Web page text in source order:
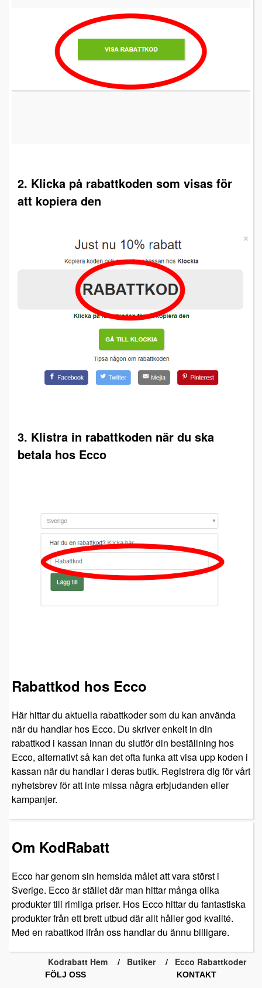
2. Klicka på rabattkoden som visas för
att kopiera den
3. Klistra in rabattkoden när du ska
betala hos Ecco
Rabattkod hos Ecco
Här hittar du aktuella rabattkoder som du kan använda
när du handlar hos Ecco. Du skriver enkelt in din
rabattkod i kassan innan du slutför din beställning hos
Ecco, alternativt så kan det ofta funka att visa upp koden i
kassan när du handlar i deras butik. Registrera dig för vårt
nyhetsbrev för att inte missa några erbjudanden eller
kampanjer.
Om KodRabatt
Ecco har genom sin hemsida målet att vara störst i
Sverige. Ecco är stället där man hittar många olika
produkter till rimliga priser. Hos Ecco hittar du fantastiska
produkter från ett brett utbud där allt håller god kvalité.
Med en rabattkod ifrån oss handlar du ännu billigare.
Kodrabatt Hem Butiker Ecco Rabattkoder
FÖLJ OSS KONTAKT